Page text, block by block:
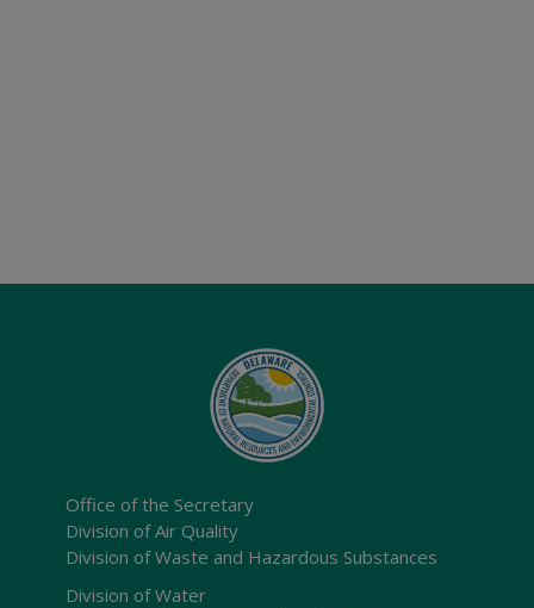
Office of the Secretary
Division of Air Quality
Division of Waste and Hazardous Substances
Division of Water